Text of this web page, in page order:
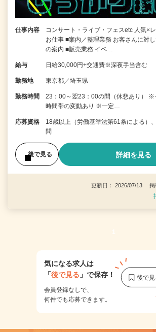
仕事内容
コンサート・ライブ・フェスetc 人気×
お仕事 ■案内／整理業務 お客さんに対
の案内 ■販売業務 イベ…
給与 日給30,000円+交通費※深夜手当含む
勤務地 東京都／埼玉県
勤務時間
23：00～翌23：00の間（休憩あり） ※
時間帯の変動あり ※一定…
応募資格
18歳以上（労働基準法第61条による）
問
後で見る 詳細を見る
更新日： 2026/07/13 掲
1
気になる求人は
「後で見る 」で保存！
会員登録なしで、
何件でも応募できます。